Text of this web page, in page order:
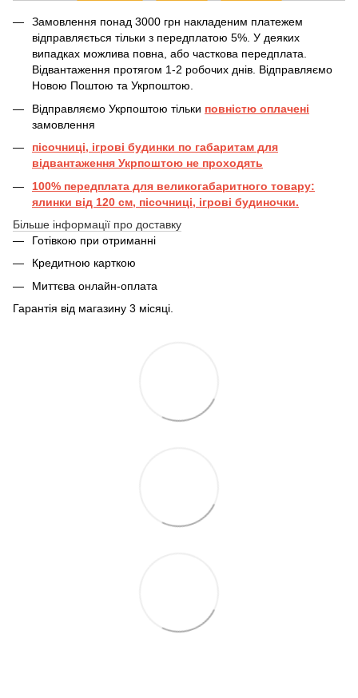
Замовлення понад 3000 грн накладеним платежем
відправляється тільки з передплатою 5%. У деяких
випадках можлива повна, або часткова передплата.
Відвантаження протягом 1-2 робочих днів. Відправляємо
Новою Поштою та Укрпоштою.
Відправляємо Укрпоштою тільки повністю оплачені
замовлення
пісочниці, ігрові будинки по габаритам для
відвантаження Укрпоштою не проходять
100% передплата для великогабаритного товару:
ялинки від 120 см, пісочниці, ігрові будиночки.
Більше інформації про доставку
Готівкою при отриманні
Кредитною карткою
Миттєва онлайн-оплата
Гарантія від магазину 3 місяці.